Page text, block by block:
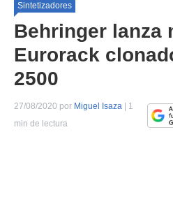
Sintetizadores
Behringer lanza
Eurorack
2500
27/08/2020 por Miguel Isaza | 1
min de lectura